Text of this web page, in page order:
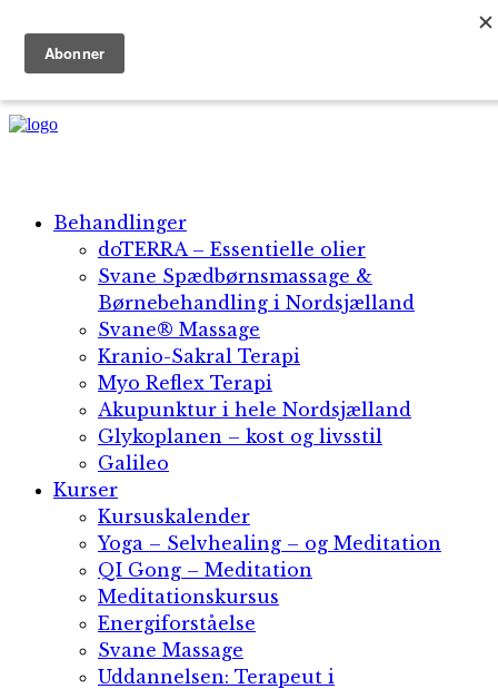
Dansk
English
Behandlinger
doTERRA – Essentielle olier
Svane Spædbørnsmassage &
Børnebehandling i Nordsjælland
Svane® Massage​
Kranio-Sakral Terapi
Myo Reflex Terapi
Akupunktur i hele Nordsjælland
Glykoplanen – kost og livsstil
Galileo
Kurser
Kursuskalender
Yoga – Selvhealing – og Meditation
QI Gong​ – Meditation
Meditationskursus
Energiforståelse
Svane Massage​
Uddannelsen: Terapeut i